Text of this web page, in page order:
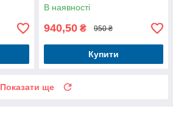
В наявності
940,50 ₴ 950 ₴
Купити
Показати ще